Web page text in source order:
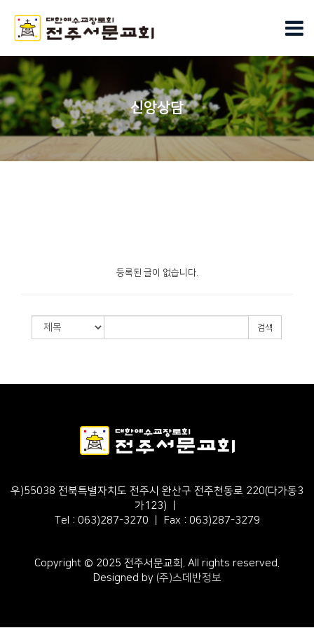
신앙상담
등록된 글이 없습니다.
검색
우)55038 전북특별자치도 전주시 완산구 전주천동로 220(다가동3
가123) ㅣ
Tel : 063)287-3270 ㅣ Fax : 063)287-3279
Copyright © 2025 전주서문교회. All rights reserved.
Designed by (주)스데반정보